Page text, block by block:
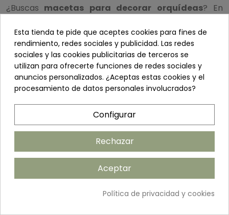
¿Buscas macetas para decorar orquídeas? En
tradicionales de plástico, barro, metálicas y muchas
más que se combinarán a la perfección con el
tamaño y colorido de las orquídeas, ya sean
artificiales o de verdad.
MACETAS, CESTAS Y JARRONES
CESTAS Y ARTÍCULOS DE MIMBRE O MADERA
MACETAS Y JARDINERAS
Esta tienda te pide que aceptes cookies para fines de
rendimiento, redes sociales y publicidad. Las redes
sociales y las cookies publicitarias de terceros se
utilizan para ofrecerte funciones de redes sociales y
anuncios personalizados. ¿Aceptas estas cookies y el
procesamiento de datos personales involucrados?
Configurar
Rechazar
Aceptar
Política de privacidad y cookies